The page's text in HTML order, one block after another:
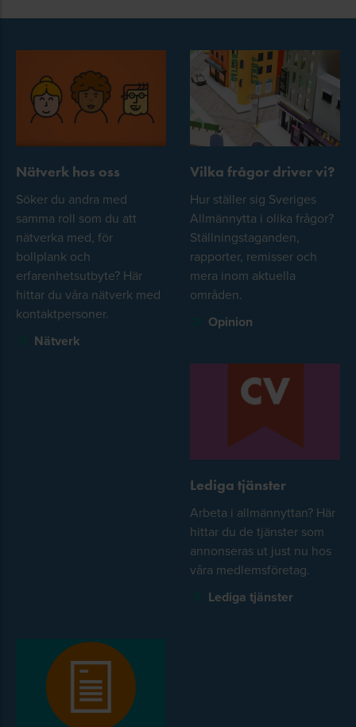
Nätverk hos oss
Söker du andra med
samma roll som du att
nätverka med, för
bollplank och
erfarenhetsutbyte? Här
hittar du våra nätverk med
kontaktpersoner.
Nätverk
Vilka frågor driver vi?
Hur ställer sig Sveriges
Allmännytta i olika frågor?
Ställningstaganden,
rapporter, remisser och
mera inom aktuella
områden.
Opinion
Lediga tjänster
Arbeta i allmännyttan? Här
hittar du de tjänster som
annonseras ut just nu hos
våra medlemsföretag.
Lediga tjänster